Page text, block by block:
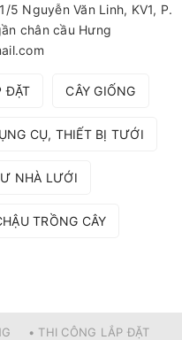
5 Nguyễn Văn Linh, KV1, P.
chân cầu Hưng
ĐẶT CÂY GIỐNG
CỤ, THIẾT BỊ TƯỚI
NHÀ LƯỚI
TRỒNG CÂY
• THI CÔNG LẮP ĐẶT